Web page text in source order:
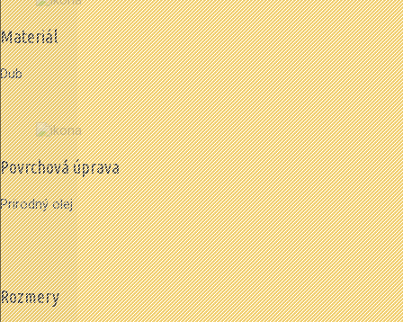
Materiál
Dub
Povrchová úprava
Prírodný olej
Rozmery